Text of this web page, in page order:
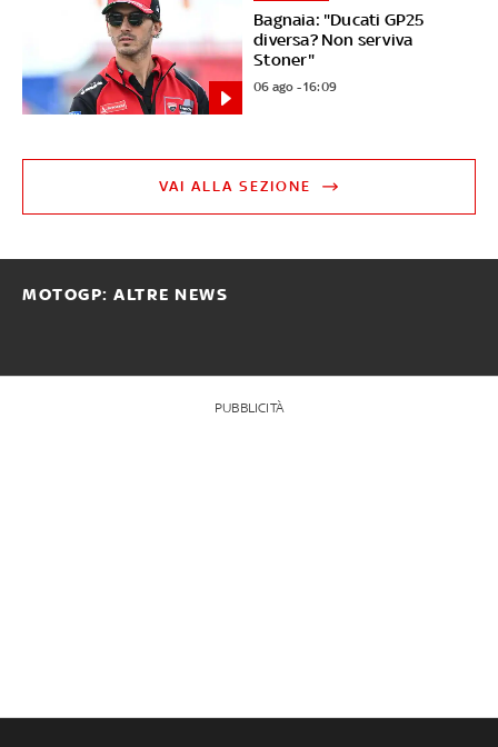
Bagnaia: "Ducati GP25
diversa? Non serviva
Stoner"
06 ago - 16:09
VAI ALLA SEZIONE
MOTOGP: ALTRE NEWS
PUBBLICITÀ